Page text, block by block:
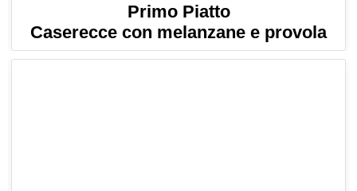
Primo Piatto
Caserecce con melanzane e provola